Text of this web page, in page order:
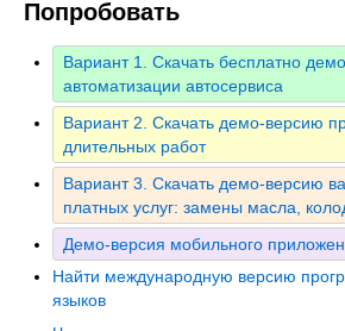
Попробовать
Вариант 1. Скачать бесплатно
автоматизации автосервиса
Вариант 2. Скачать демо-версию
длительных работ
Вариант 3. Скачать демо-версию
платных услуг: замены масла,
Демо-версия мобильного
Найти международную версию
языков